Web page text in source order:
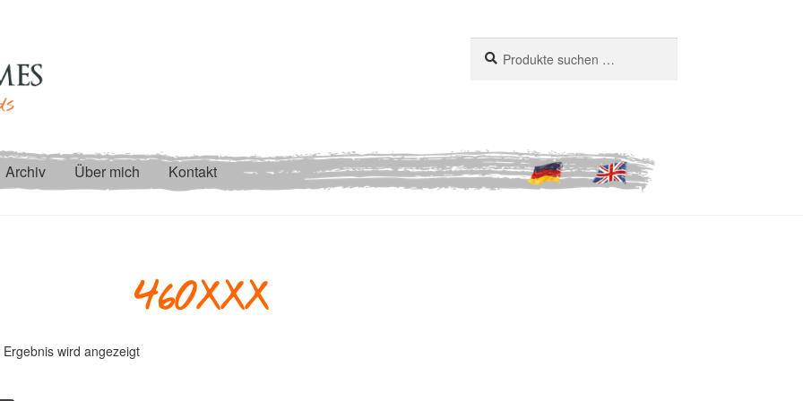
nach:
Archiv Über mich Kontakt
460XXX
Ergebnis wird angezeigt